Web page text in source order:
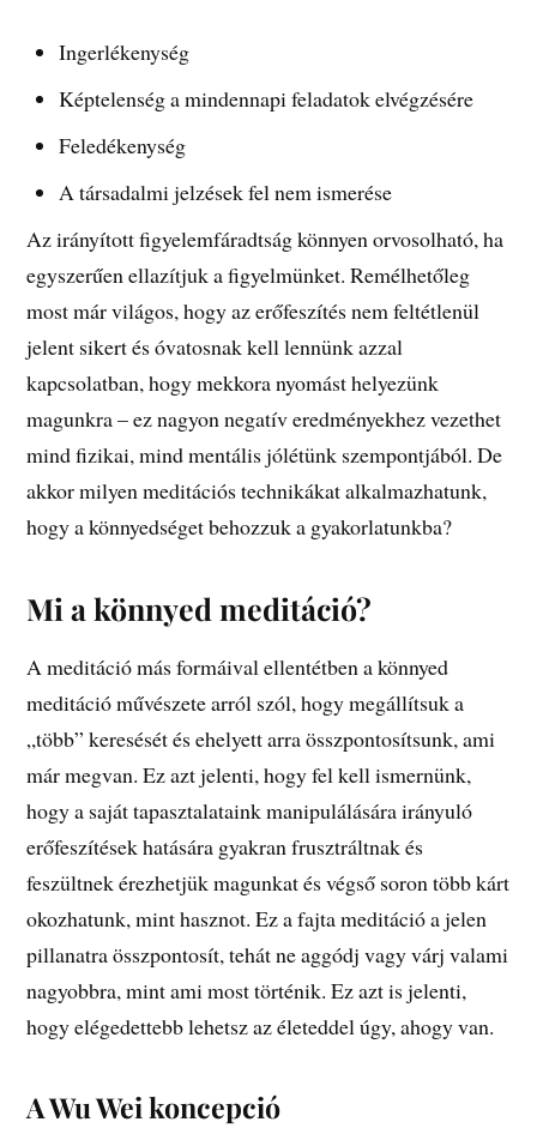
Ingerlékenység
Képtelenség a mindennapi feladatok elvégzésére
Feledékenység
A társadalmi jelzések fel nem ismerése
Az irányított figyelemfáradtság könnyen orvosolható, ha
egyszerűen ellazítjuk a figyelmünket. Remélhetőleg
most már világos, hogy az erőfeszítés nem feltétlenül
jelent sikert és óvatosnak kell lennünk azzal
kapcsolatban, hogy mekkora nyomást helyezünk
magunkra – ez nagyon negatív eredményekhez vezethet
mind fizikai, mind mentális jólétünk szempontjából. De
akkor milyen meditációs technikákat alkalmazhatunk,
hogy a könnyedséget behozzuk a gyakorlatunkba?
Mi a könnyed meditáció?
A meditáció más formáival ellentétben a könnyed
meditáció művészete arról szól, hogy megállítsuk a
„több” keresését és ehelyett arra összpontosítsunk, ami
már megvan. Ez azt jelenti, hogy fel kell ismernünk,
hogy a saját tapasztalataink manipulálására irányuló
erőfeszítések hatására gyakran frusztráltnak és
feszültnek érezhetjük magunkat és végső soron több kárt
okozhatunk, mint hasznot. Ez a fajta meditáció a jelen
pillanatra összpontosít, tehát ne aggódj vagy várj valami
nagyobbra, mint ami most történik. Ez azt is jelenti,
hogy elégedettebb lehetsz az életeddel úgy, ahogy van.
A Wu Wei koncepció